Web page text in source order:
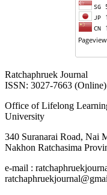
Ratchaphruek Journal
ISSN: 3027-7663 (Online)
Office of Lifelong
University
340 Suranarai Road, Nai
Nakhon Ratchasima
e-mail :